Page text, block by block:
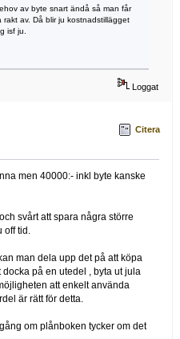
av byte snart ändå så man får
av. Då blir ju kostnadstillägget
isf ju.
Loggat
Citera
men 40000:- inkl byte kanske
svårt att spara några större
off tid.
man dela upp det på att köpa
på en utedel , byta ut jula
att enkelt använda
är rätt för detta.
om plånboken tycker om det